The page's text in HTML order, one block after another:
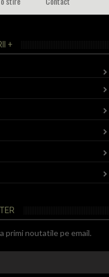
+
primi noutatile pe email.